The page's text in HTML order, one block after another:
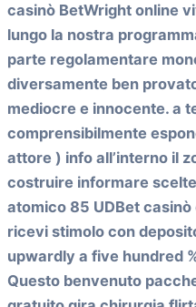
casinò BetWright online
lungo la nostra
parte regolamentare
diversamente ben
mediocre e innocente. a
comprensibilmente
attore ) info all’interno il
costruire informare
atomico 85 UDBet
ricevi stimolo con
upwardly a five hundred
Questo benvenuto